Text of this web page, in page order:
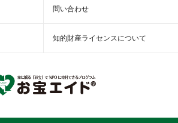
問い合わせ
知的財産ライセンスについて